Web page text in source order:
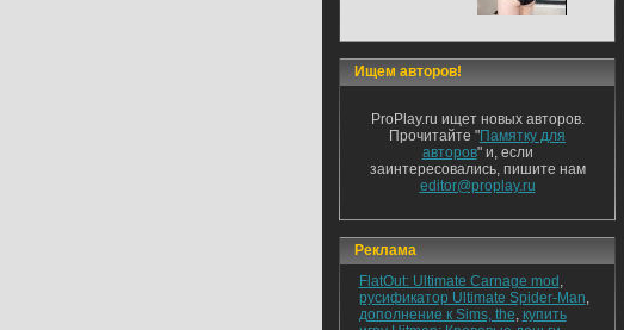
Ищем авторов!
ProPlay.ru ищет новых авторов.
Прочитайте "Памятку для
авторов" и, если
заинтересовались, пишите нам
editor@proplay.ru
Реклама
FlatOut: Ultimate Carnage mod ,
русификатор Ultimate Spider-Man,
дополнение к Sims, the, купить